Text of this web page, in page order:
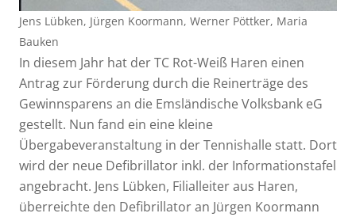
Jens Lübken, Jürgen Koormann, Werner Pöttker, Maria
Bauken
In diesem Jahr hat der TC Rot-Weiß Haren einen
Antrag zur Förderung durch die Reinerträge des
Gewinnsparens an die Emsländische Volksbank eG
gestellt. Nun fand ein eine kleine
Übergabeveranstaltung in der Tennishalle statt. Dort
wird der neue Defibrillator inkl. der Informationstafel
angebracht. Jens Lübken, Filialleiter aus Haren,
überreichte den Defibrillator an Jürgen Koormann